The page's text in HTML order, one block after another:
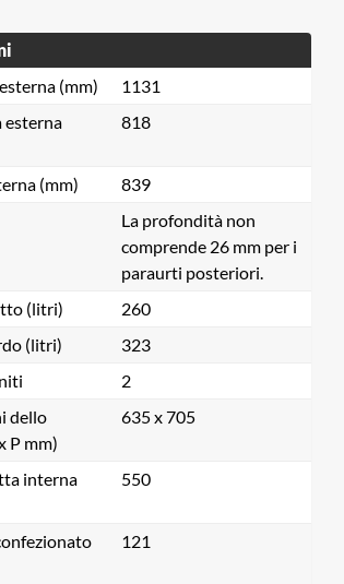
(mm)
1131
esterna
818
(mm)
839
La profondità non
comprende 26 mm per i
paraurti posteriori.
(litri)
260
(litri)
323
2
dello
P mm)
635 x 705
interna
550
121